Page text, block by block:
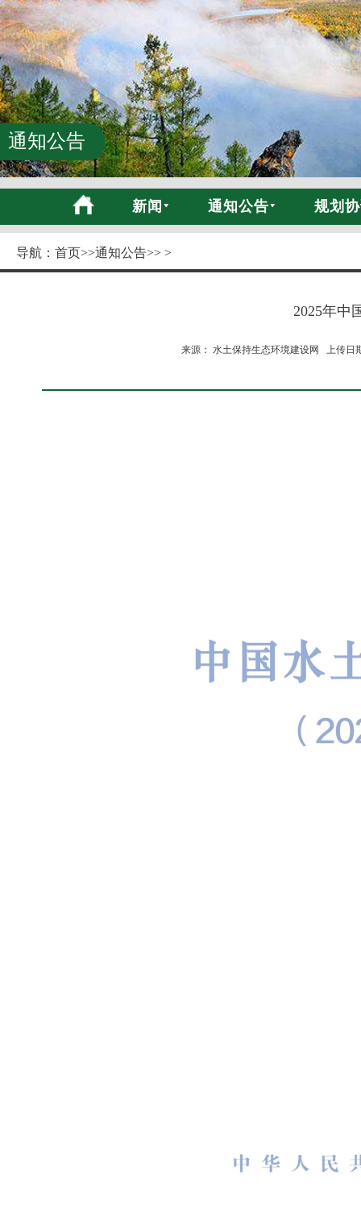
通知公告
新闻 通知公告 规划
导航： 首页>>通知公告>> >
2025年中
来源： 水土保持生态环境建设网 上传日